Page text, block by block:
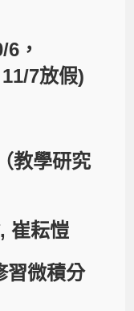
，
7放假)
教學研究
崔耘愷
習微積分